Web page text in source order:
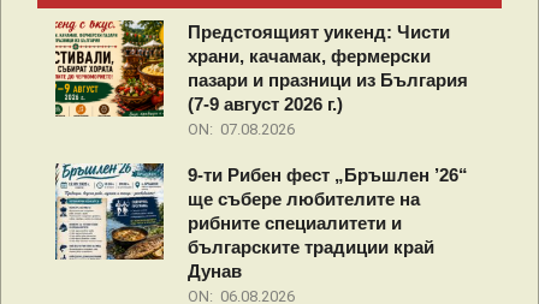
Предстоящият уикенд: Чисти
храни, качамак, фермерски
пазари и празници из България
(7-9 август 2026 г.)
ON: 07.08.2026
9-ти Рибен фест „Бръшлен ’26“
ще събере любителите на
рибните специалитети и
българските традиции край
Дунав
ON: 06.08.2026